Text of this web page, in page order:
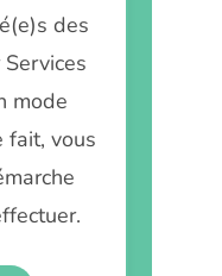
des
mode
fait, vous